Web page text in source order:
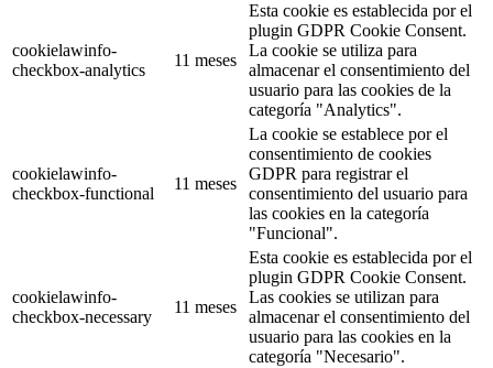
cookielawinfo-
checkbox-analytics
11 meses
Esta cookie es establecida por el
plugin GDPR Cookie Consent.
La cookie se utiliza para
almacenar el consentimiento del
usuario para las cookies de la
categoría "Analytics".
cookielawinfo-
checkbox-functional
11 meses
La cookie se establece por el
consentimiento de cookies
GDPR para registrar el
consentimiento del usuario para
las cookies en la categoría
"Funcional".
cookielawinfo-
checkbox-necessary
11 meses
Esta cookie es establecida por el
plugin GDPR Cookie Consent.
Las cookies se utilizan para
almacenar el consentimiento del
usuario para las cookies en la
categoría "Necesario".